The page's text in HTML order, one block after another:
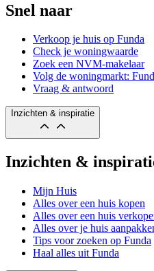
Snel naar
Verkoop je huis op Funda
Check je woningwaarde
Zoek een NVM-makelaar
Volg de woningmarkt:
Vraag & antwoord
Inzichten & inspiratie
Inzichten &
Mijn Huis
Alles over een huis kopen
Alles over een huis
Alles over je huis
Tips voor zoeken op Funda
Haal alles uit Funda